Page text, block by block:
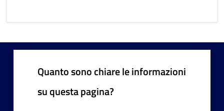
Quanto sono chiare le informazioni
su questa pagina?